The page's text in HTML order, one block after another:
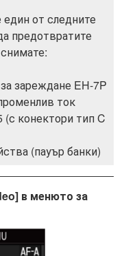
от следните
предотвратите
зареждане EH‑7P
ток
(с конектори тип C
(пауър банки)
в менюто за